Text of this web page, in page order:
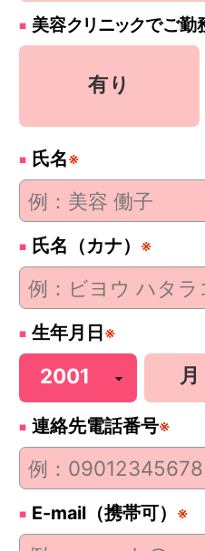
美容クリニックでご勤
有り
氏名※
氏名（カナ） ※
生年月日 ※
連絡先電話番号※
E-mail（携帯可） ※